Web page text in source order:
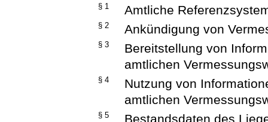
§ 1 Amtliche
§ 2 Ankündigung von
§ 3
Bereitstellung von
amtlichen
§ 4
Nutzung von
amtlichen
§ 5 Bestandsdaten des